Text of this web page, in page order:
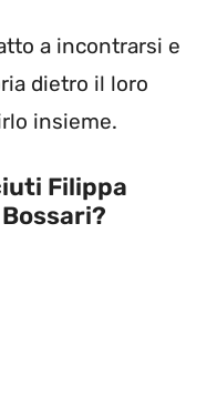
a incontrarsi e
dietro il loro
insieme.
Filippa